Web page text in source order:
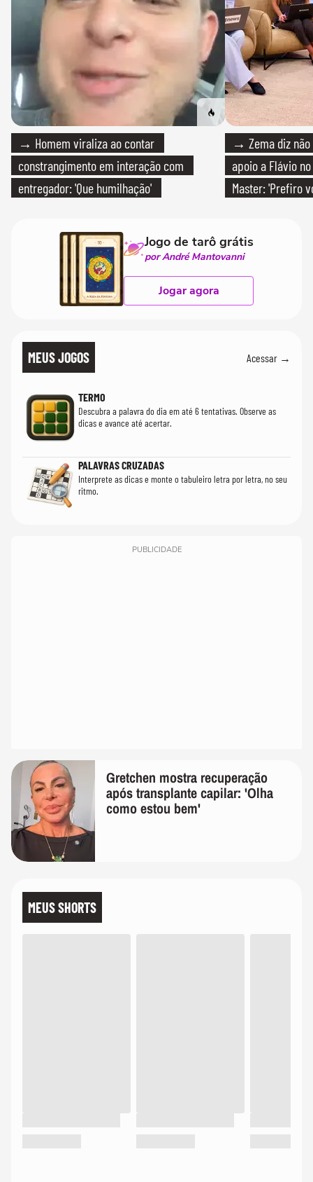
→ Homem viraliza ao contar
constrangimento em interação com
entregador: 'Que humilhação'
→ Zema diz
apoio a Flávio
Master: 'Prefiro
Jogo de tarô grátis
por André Mantovanni
Jogar agora
MEUS JOGOS Acessar →
TERMO
Descubra a palavra do dia em até 6 tentativas. Observe as
dicas e avance até acertar.
PALAVRAS CRUZADAS
Interprete as dicas e monte o tabuleiro letra por letra, no seu
ritmo.
PUBLICIDADE
Gretchen mostra recuperação
após transplante capilar: 'Olha
como estou bem'
MEUS SHORTS